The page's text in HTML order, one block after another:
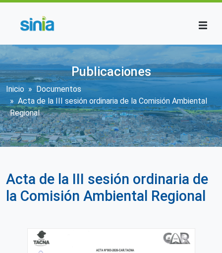
Publicaciones
Sobrescribir enlaces de ayuda a la
Inicio
Documentos
Acta de la III sesión ordinaria de la Comisión Ambiental
Regional
Acta de la III sesión ordinaria de
la Comisión Ambiental Regional